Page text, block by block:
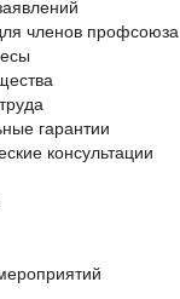
членов профсоюза
гарантии
консультации